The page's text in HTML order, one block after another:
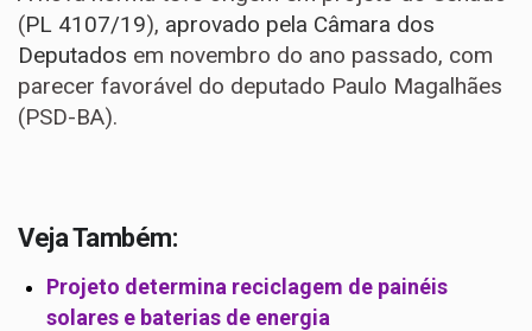
(PL 4107/19), aprovado pela Câmara dos
Deputados em novembro do ano passado, com
parecer favorável do deputado Paulo Magalhães
(PSD-BA).
Veja Também:
Projeto determina reciclagem de painéis
solares e baterias de energia